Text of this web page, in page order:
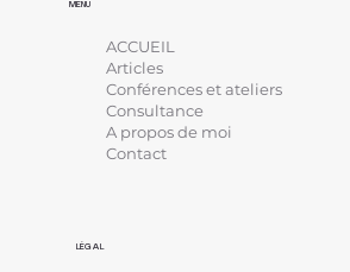
LÉGAL
MENU
ACCUEIL
Articles
Conférences et ateliers
Consultance
A propos de moi
Contact